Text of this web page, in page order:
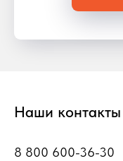
Наши контакты
8 800 600-36-30